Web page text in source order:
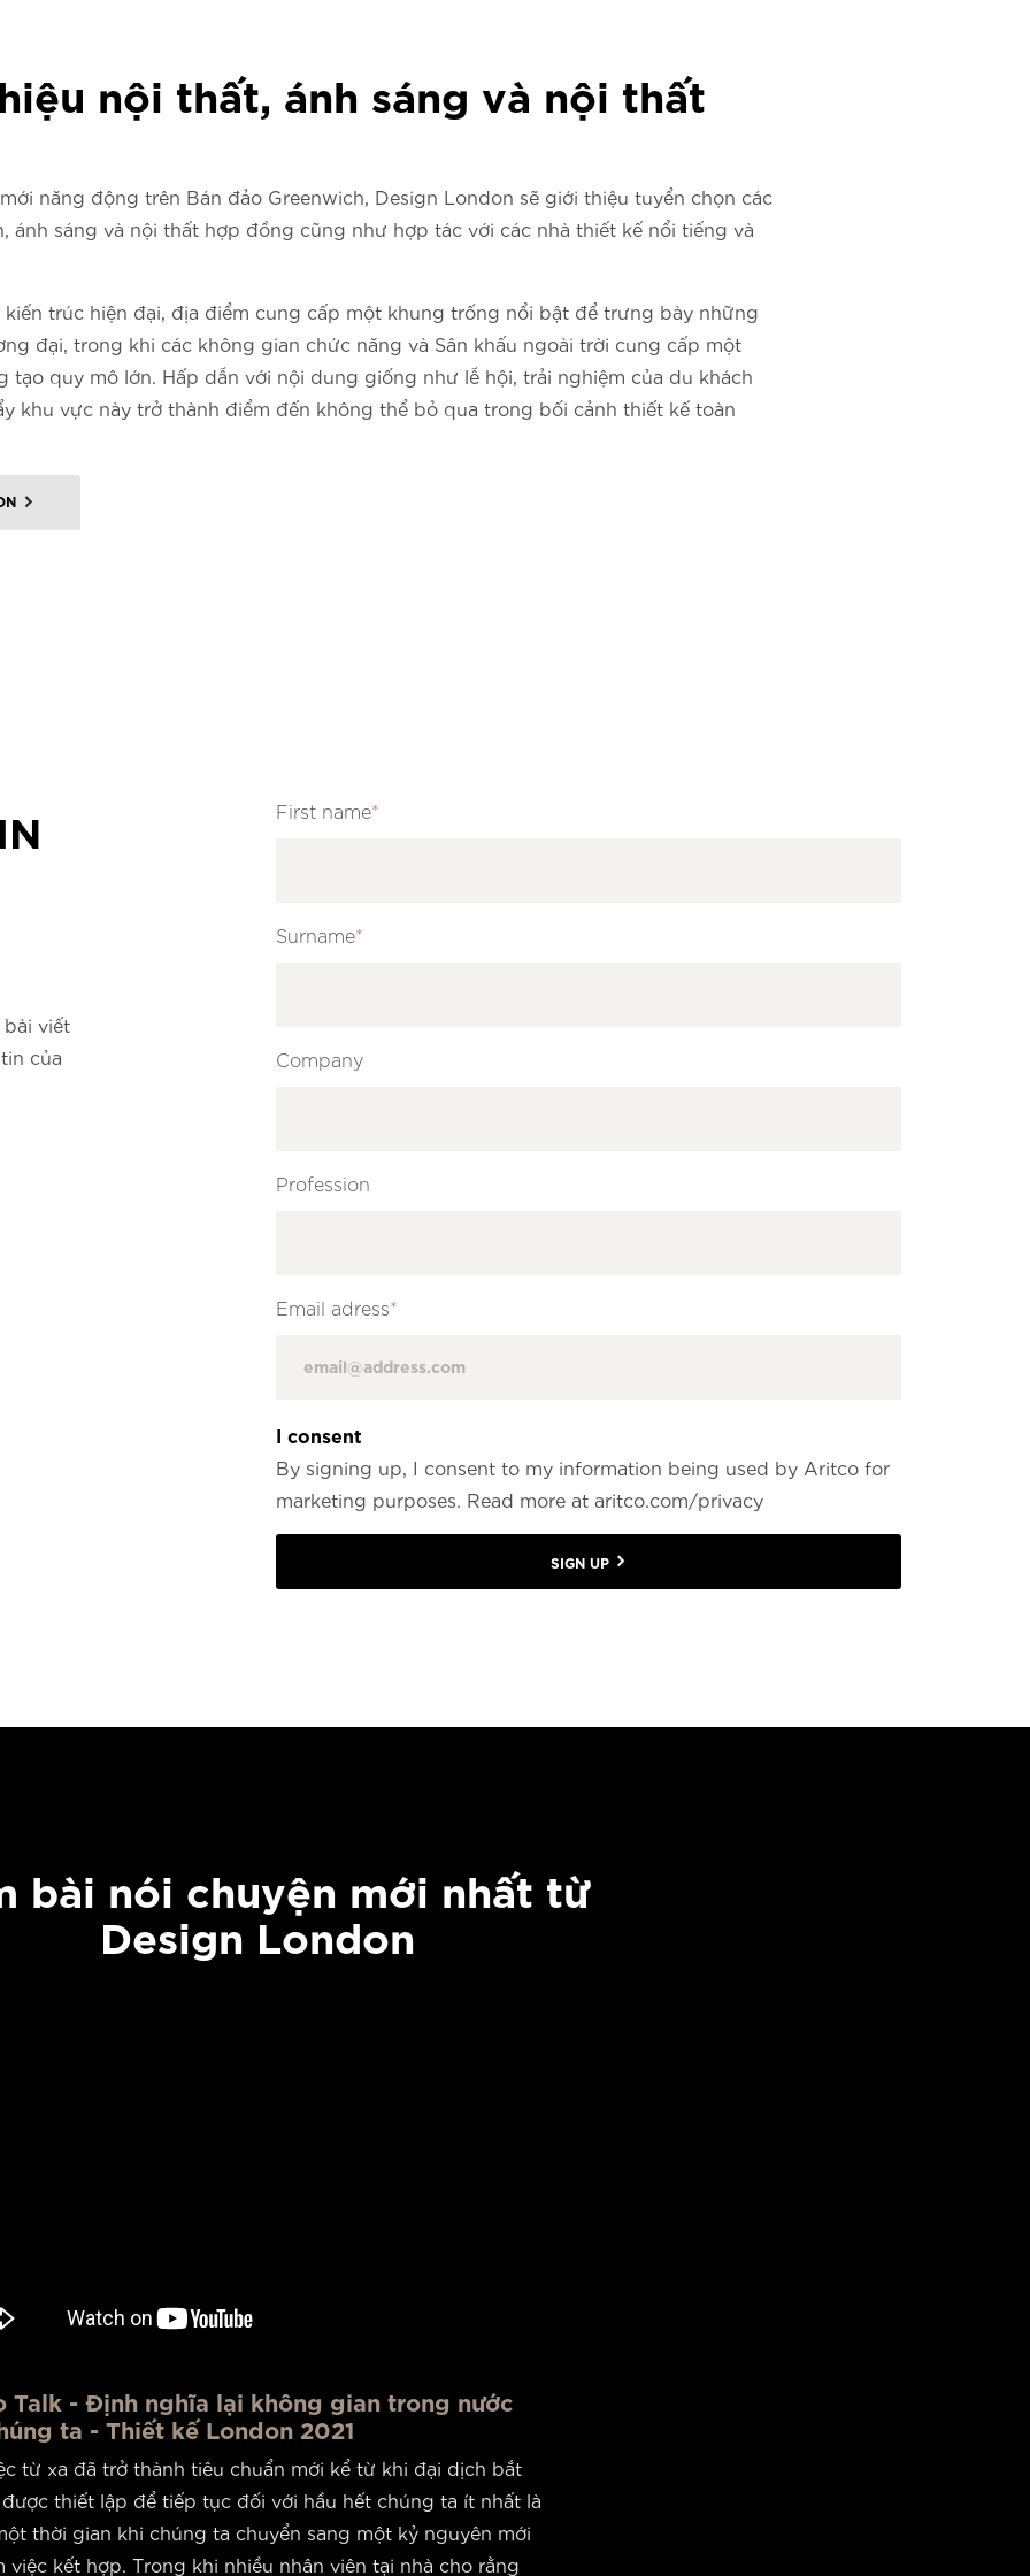
nội thất, ánh sáng và nội thất
năng động trên Bán đảo Greenwich, Design London sẽ giới thiệu tuyển chọn các
ánh sáng và nội thất hợp đồng cũng như hợp tác với các nhà thiết kế nổi tiếng và
trúc hiện đại, địa điểm cung cấp một khung trống nổi bật để trưng bày những
đại, trong khi các không gian chức năng và Sân khấu ngoài trời cung cấp một
tạo quy mô lớn. Hấp dẫn với nội dung giống như lễ hội, trải nghiệm của du khách
khu vực này trở thành điểm đến không thể bỏ qua trong bối cảnh thiết kế toàn
viết
của
First name*
Surname*
Company
Profession
Email adress*
I consent
By signing up, I consent to my information being used by Aritco for
marketing purposes. Read more at aritco.com/privacy
SIGN UP
bài nói chuyện mới nhất từ
Design London
Talk - Định nghĩa lại không gian trong nước
ta - Thiết kế London 2021
từ xa đã trở thành tiêu chuẩn mới kể từ khi đại dịch bắt
thiết lập để tiếp tục đối với hầu hết chúng ta ít nhất là
thời gian khi chúng ta chuyển sang một kỷ nguyên mới
việc kết hợp. Trong khi nhiều nhân viên tại nhà cho rằng